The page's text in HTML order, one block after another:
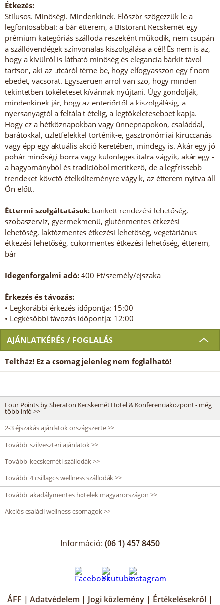
Étkezés:
Stílusos. Minőségi. Mindenkinek. Először szögezzük le a
legfontosabbat: a bár étterem, a Bistorant Kecskemét egy
prémium kategóriás szálloda részeként működik, nem csupán
a szállóvendégek színvonalas kiszolgálása a cél! És nem is az,
hogy a kívülről is látható minőség és elegancia bárkit távol
tartson, aki az utcáról térne be, hogy elfogyasszon egy finom
ebédet, vacsorát. Egyszerűen arról van szó, hogy minden
tekintetben tökéleteset kívánnak nyújtani. Úgy gondolják,
mindenkinek jár, hogy az enteriőrtől a kiszolgálásig, a
nyersanyagtól a feltálalt ételig, a legtökéletesebbet kapja.
Hogy ez a hétköznapokban vagy ünnepnapokon, családdal,
barátokkal, üzletfelekkel történik-e, gasztronómiai kiruccanás
vagy épp egy aktuális akció keretében, mindegy is. Akár egy jó
pohár minőségi borra vagy különleges italra vágyik, akár egy -
a hagyományból és tradícióból merítkező, de a legfrissebb
trendeket követő ételkölteményre vágyik, az étterem nyitva áll
Ön előtt.
Éttermi szolgáltatások: bankett rendezési lehetőség,
szobaszervíz, gyermekmenü, gluténmentes étkezési
lehetőség, laktózmentes étkezési lehetőség, vegetáriánus
étkezési lehetőség, cukormentes étkezési lehetőség, étterem,
bár
Idegenforgalmi adó: 400 Ft/személy/éjszaka
Érkezés és távozás:
• Legkorábbi érkezés időpontja: 15:00
• Legkésőbbi távozás időpontja: 12:00
AJÁNLATKÉRÉS / FOGLALÁS
Teltház! Ez a csomag jelenleg nem foglalható!
Four Points by Sheraton Kecskemét Hotel & Konferenciaközpont - még
több infó >>
2-3 éjszakás ajánlatok országszerte >>
További szilveszteri ajánlatok >>
További kecskeméti szállodák >>
További 4 csillagos wellness szállodák >>
További akadálymentes hotelek magyarországon >>
Akciós családi wellness csomagok >>
Információ: (06 1) 457 8450
ÁFF | Adatvédelem | Jogi közlemény | Értékelésekről |